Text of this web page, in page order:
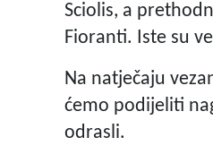
Sciolis, a
Fioranti. Iste su
Na natječaju
ćemo podijeliti
odrasli.